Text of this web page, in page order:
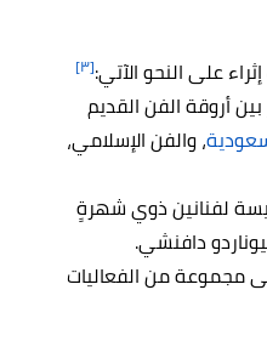
على النحو الآتي:[٣]
أروقة الفن القديم
، والفن الإسلامي،
لفنانين ذوي شهرةٍ
دافنشي.
مجموعة من الفعاليات